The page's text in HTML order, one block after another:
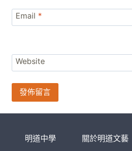
Email *
Website
明道中學 關於明道文藝